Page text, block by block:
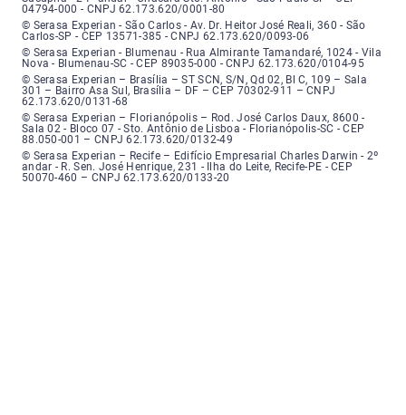
04794-000 - CNPJ 62.173.620/0001-80
Serasa Experian - São Carlos - Endereço: Avenida Doutor Heitor José
© Serasa Experian - São Carlos - Av. Dr. Heitor José Reali, 360 - São
Carlos-SP - CEP 13571-385 - CNPJ 62.173.620/0093-06
Serasa Experian - Blumenau - Endereço: Rua Almirante Tamandaré,
© Serasa Experian - Blumenau - Rua Almirante Tamandaré, 1024 - Vila
Nova - Blumenau-SC - CEP 89035-000 - CNPJ 62.173.620/0104-95
Serasa Experian - Brasília, Endereço: Setor Comercial Norte, sem
© Serasa Experian – Brasília – ST SCN, S/N, Qd 02, Bl C, 109 – Sala
301 – Bairro Asa Sul, Brasília – DF – CEP 70302-911 – CNPJ
62.173.620/0131-68
Serasa Experian - Florianópolis, Endereço: Rodovia José Carlos, número
© Serasa Experian – Florianópolis – Rod. José Carlos Daux, 8600 -
Sala 02 - Bloco 07 - Sto. Antônio de Lisboa - Florianópolis-SC - CEP
88.050-001 – CNPJ 62.173.620/0132-49
Serasa Experian - Recife, Endereço: Edifício Empresarial Charles Darwin,
© Serasa Experian – Recife – Edifício Empresarial Charles Darwin - 2º
andar - R. Sen. José Henrique, 231 - Ilha do Leite, Recife-PE - CEP
50070-460 – CNPJ 62.173.620/0133-20